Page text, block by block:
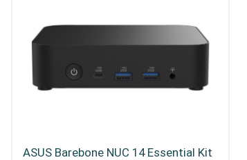
ASUS Barebone NUC 14 Essential Kit